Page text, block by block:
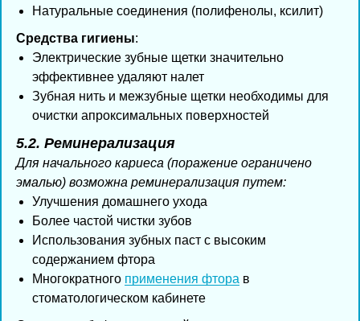
Натуральные соединения (полифенолы, ксилит)
Средства гигиены:
Электрические зубные щетки значительно
эффективнее удаляют налет
Зубная нить и межзубные щетки необходимы для
очистки апроксимальных поверхностей
5.2. Реминерализация
Для начального кариеса (поражение ограничено
эмалью) возможна реминерализация путем:
Улучшения домашнего ухода
Более частой чистки зубов
Использования зубных паст с высоким
содержанием фтора
Многократного применения фтора в
стоматологическом кабинете